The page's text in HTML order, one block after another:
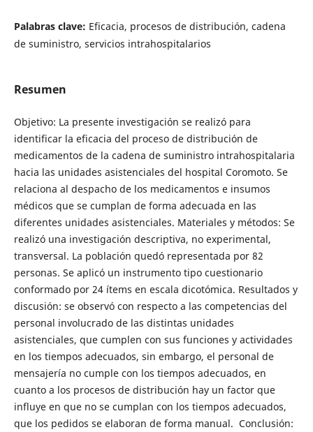
Palabras clave: Eficacia, procesos de distribución, cadena
de suministro, servicios intrahospitalarios
Resumen
Objetivo: La presente investigación se realizó para
identificar la eficacia del proceso de distribución de
medicamentos de la cadena de suministro intrahospitalaria
hacia las unidades asistenciales del hospital Coromoto. Se
relaciona al despacho de los medicamentos e insumos
médicos que se cumplan de forma adecuada en las
diferentes unidades asistenciales. Materiales y métodos: Se
realizó una investigación descriptiva, no experimental,
transversal. La población quedó representada por 82
personas. Se aplicó un instrumento tipo cuestionario
conformado por 24 ítems en escala dicotómica. Resultados y
discusión: se observó con respecto a las competencias del
personal involucrado de las distintas unidades
asistenciales, que cumplen con sus funciones y actividades
en los tiempos adecuados, sin embargo, el personal de
mensajería no cumple con los tiempos adecuados, en
cuanto a los procesos de distribución hay un factor que
influye en que no se cumplan con los tiempos adecuados,
que los pedidos se elaboran de forma manual. Conclusión: